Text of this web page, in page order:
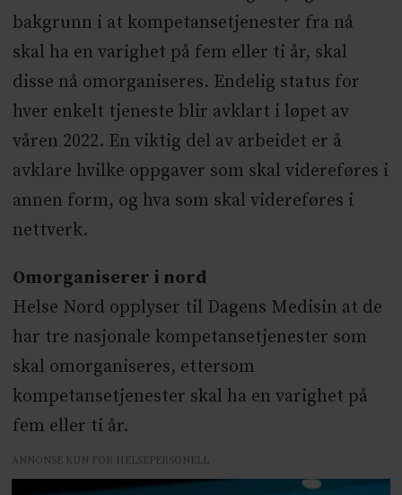
bakgrunn i at kompetansetjenester fra nå
skal ha en varighet på fem eller ti år, skal
disse nå omorganiseres. Endelig status for
hver enkelt tjeneste blir avklart i løpet av
våren 2022. En viktig del av arbeidet er å
avklare hvilke oppgaver som skal videreføres i
annen form, og hva som skal videreføres i
nettverk.
Omorganiserer i nord
Helse Nord opplyser til Dagens Medisin at de
har tre nasjonale kompetansetjenester som
skal omorganiseres, ettersom
kompetansetjenester skal ha en varighet på
fem eller ti år.
ANNONSE KUN FOR HELSEPERSONELL